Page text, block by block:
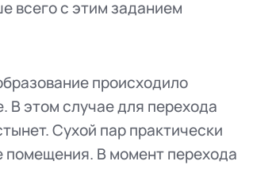
всего с этим заданием
происходило
В этом случае для перехода
Сухой пар практически
помещения. В момент перехода